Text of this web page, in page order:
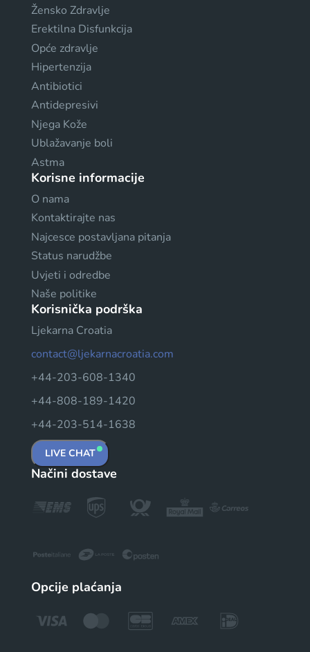
Žensko Zdravlje
Erektilna Disfunkcija
Opće zdravlje
Hipertenzija
Antibiotici
Antidepresivi
Njega Kože
Ublažavanje boli
Astma
Korisne informacije
O nama
Kontaktirajte nas
Najcesce postavljana pitanja
Status narudžbe
Uvjeti i odredbe
Naše politike
Korisnička podrška
Ljekarna Croatia
contact@ljekarnacroatia.com
+44-203-608-1340
+44-808-189-1420
+44-203-514-1638
LIVE CHAT
Načini dostave
Opcije plaćanja